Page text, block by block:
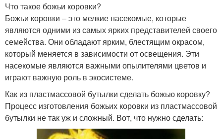
Что такое божьи коровки?
Божьи коровки – это мелкие насекомые, которые
являются одними из самых ярких представителей своего
семейства. Они обладают ярким, блестящим окрасом,
который меняется в зависимости от освещения. Эти
насекомые являются важными опылителями цветов и
играют важную роль в экосистеме.
Как из пластмассовой бутылки сделать божью коровку?
Процесс изготовления божьих коровки из пластмассовой
бутылки не так уж и сложный. Вот, что нужно сделать: